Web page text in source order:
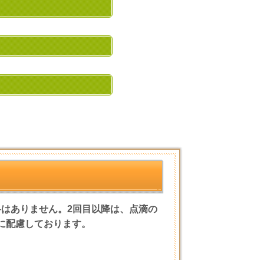
ありません。 2回目以降は、点滴の
慮しております。